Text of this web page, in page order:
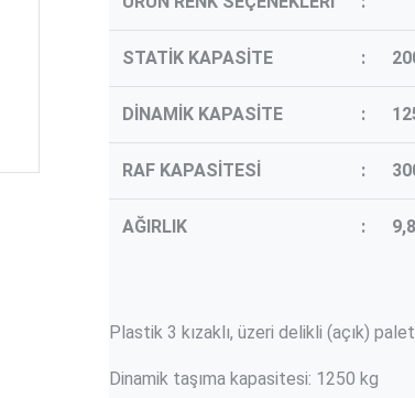
STATİK KAPASİTE :
DİNAMİK KAPASİTE :
RAF KAPASİTESİ :
AĞIRLIK :
Plastik 3 kızaklı, üzeri delikli (açık)
Dinamik taşıma kapasitesi: 1250 kg